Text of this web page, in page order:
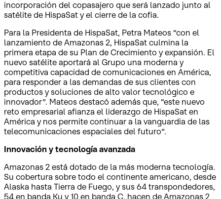
incorporación del copasajero que será lanzado junto al
satélite de HispaSat y el cierre de la cofia.
Para la Presidenta de HispaSat, Petra Mateos “con el
lanzamiento de Amazonas 2, HispaSat culmina la
primera etapa de su Plan de Crecimiento y expansión. El
nuevo satélite aportará al Grupo una moderna y
competitiva capacidad de comunicaciones en América,
para responder a las demandas de sus clientes con
productos y soluciones de alto valor tecnológico e
innovador”. Mateos destacó además que, “este nuevo
reto empresarial afianza el liderazgo de HispaSat en
América y nos permite continuar a la vanguardia de las
telecomunicaciones espaciales del futuro”.
Innovación y tecnología avanzada
Amazonas 2 está dotado de la más moderna tecnología.
Su cobertura sobre todo el continente americano, desde
Alaska hasta Tierra de Fuego, y sus 64 transpondedores,
54 en banda Ku y 10 en banda C, hacen de Amazonas 2